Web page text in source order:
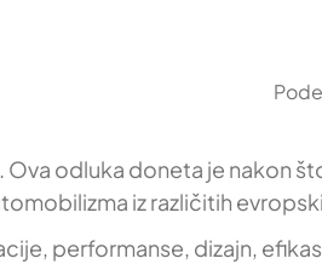
Ova odluka doneta je nakon
iz različitih
performanse, dizajn,